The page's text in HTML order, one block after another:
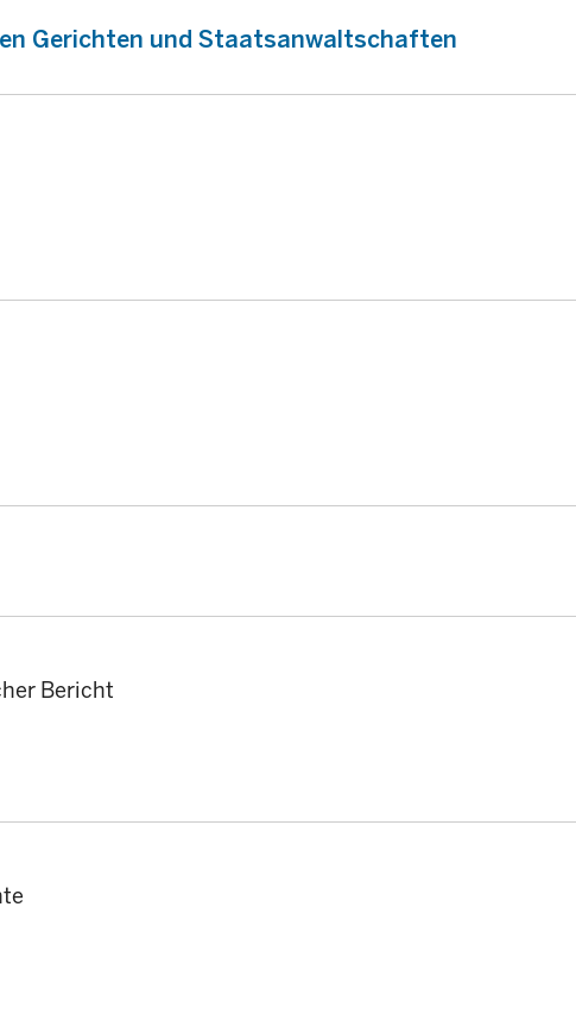
Gerichten und Staatsanwaltschaften
Bericht